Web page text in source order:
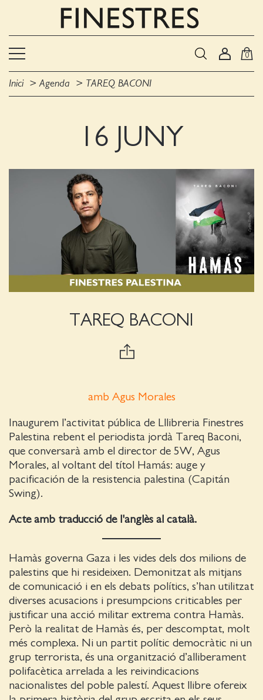
0
Inici Agenda TAREQ BACONI
16 JUNY
TAREQ BACONI
amb Agus Morales
Inaugurem l’activitat pública de Lllibreria Finestres
Palestina rebent el periodista jordà Tareq Baconi,
que conversarà amb el director de 5W, Agus
Morales, al voltant del títol Hamás: auge y
pacificación de la resistencia palestina (Capitán
Swing).
Acte amb traducció de l'anglès al català.
Hamàs governa Gaza i les vides dels dos milions de
palestins que hi resideixen. Demonitzat als mitjans
de comunicació i en els debats polítics, s’han utilitzat
diverses acusacions i presumpcions criticables per
justificar una acció militar extrema contra Hamàs.
Però la realitat de Hamàs és, per descomptat, molt
més complexa. Ni un partit polític democràtic ni un
grup terrorista, és una organització d’alliberament
polifacètica arrelada a les reivindicacions
nacionalistes del poble palestí. Aquest llibre ofereix